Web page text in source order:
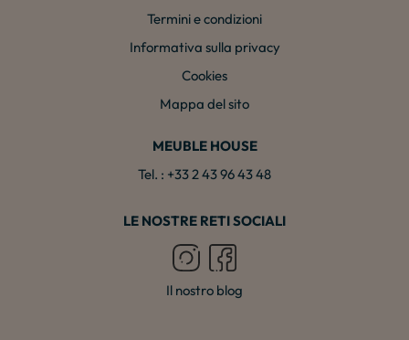
Termini e condizioni
Informativa sulla privacy
Cookies
Mappa del sito
MEUBLE HOUSE
Tel. : +33 2 43 96 43 48
LE NOSTRE RETI SOCIALI
Il nostro blog